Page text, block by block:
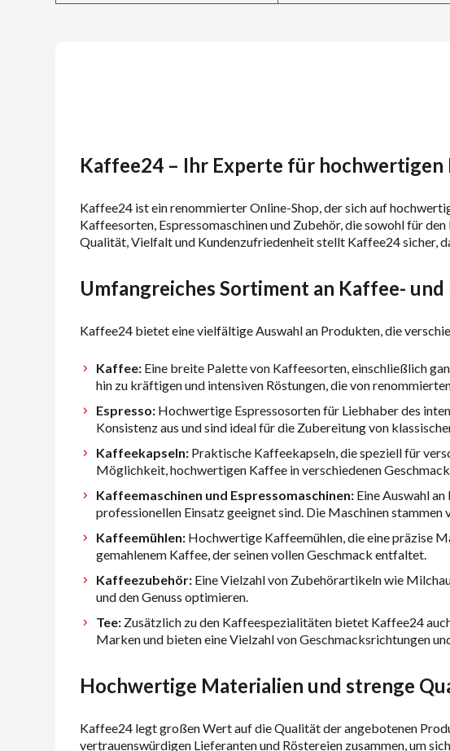
Kaffee24 – Ihr Experte für hochwertigen
Kaffee24 ist ein renommierter Online-Shop, der sich auf
Kaffeesorten, Espressomaschinen und Zubehör, die sowohl für
Qualität, Vielfalt und Kundenzufriedenheit stellt Kaffee24 sicher,
Umfangreiches Sortiment an Kaffee-
Kaffee24 bietet eine vielfältige Auswahl an Produkten, die
Kaffee: Eine breite Palette von Kaffeesorten, einschließlich
hin zu kräftigen und intensiven Röstungen, die von
Espresso: Hochwertige Espressosorten für Liebhaber des
Konsistenz aus und sind ideal für die Zubereitung von
Kaffeekapseln: Praktische Kaffeekapseln, die speziell für
Möglichkeit, hochwertigen Kaffee in verschiedenen
Kaffeemaschinen und Espressomaschinen: Eine Auswahl
professionellen Einsatz geeignet sind. Die Maschinen
Kaffeemühlen: Hochwertige Kaffeemühlen, die eine präzise
gemahlenem Kaffee, der seinen vollen Geschmack entfaltet.
Kaffeezubehör: Eine Vielzahl von Zubehörartikeln wie
und den Genuss optimieren.
Tee: Zusätzlich zu den Kaffeespezialitäten bietet Kaffee24
Marken und bieten eine Vielzahl von Geschmacksrichtungen
Hochwertige Materialien und strenge
Kaffee24 legt großen Wert auf die Qualität der angebotenen
vertrauenswürdigen Lieferanten und Röstereien zusammen, um